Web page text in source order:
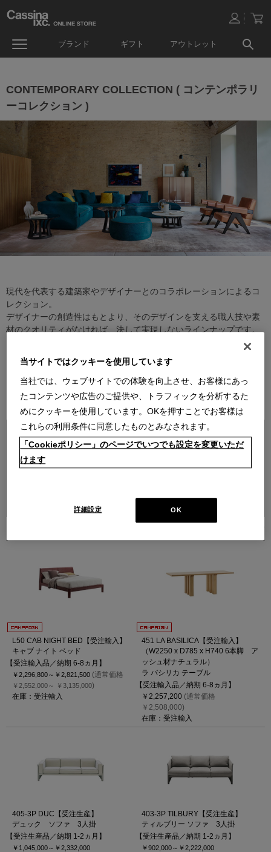
ブランド ギフト アウトレット
CONTEMPORARY COLLECTION ( コンテンポラリ
ーコレクション )
現代を代表する建築家やデザイナーとのコラボレーションによるコ
レクション。
デザイナーの創造性はもとより、そのデザインを支える職人技や素
材のクオリティがなければ、決して実現しないラインナップです。
デザイナー紹介を見る
ITEMS
L50 CAB NIGHT BED【受注輸入】
キャブ ナイト ベッド
【受注輸入品／納期 6-8ヵ月】
￥2,296,800～ ￥2,821,500 (通常価格
￥2,552,000～ ￥3,135,000)
在庫：受注輸入
451 LA BASILICA【受注輸入】
（W2250 x D785 x H740 6本脚 ア
ッシュ材ナチュラル）
ラ バシリカ テーブル
【受注輸入品／納期 6-8ヵ月】
￥2,257,200 (通常価格
￥2,508,000)
在庫：受注輸入
405-3P DUC【受注生産】
デュック ソファ 3人掛
【受注生産品／納期 1-2ヵ月】
￥1,045,000～ ￥2,332,000
403-3P TILBURY【受注生産】
ティルブリー ソファ 3人掛
【受注生産品／納期 1-2ヵ月】
￥902,000～ ￥2,222,000
当サイトではクッキーを使用しています
当社では、ウェブサイトでの体験を向上させ、お客様にあっ
たコンテンツや広告のご提供や、トラフィックを分析するた
めにクッキーを使用しています。OKを押すことでお客様は
これらの利用条件に同意したものとみなされます。
「Cookieポリシー」のページでいつでも設定を変更いただ
けます
OK
詳細設定